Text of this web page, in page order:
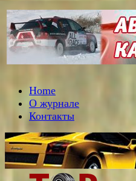
Home
О журнале
Контакты